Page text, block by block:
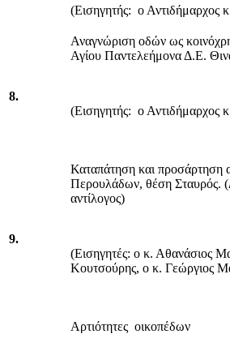
(Εισηγητής: ο Αντιδήμαρχος
8.
Αναγνώριση οδών ως
Αγίου Παντελεήμονα Δ.Ε.
(Εισηγητής: ο Αντιδήμαρχος
9.
Καταπάτηση και προσάρτηση
Περουλάδων, θέση Σταυρός.
αντίλογος)
(Εισηγητές: ο κ. Αθανάσιος
Κουτσούρης, ο κ. Γεώργιος
Αρτιότητες οικοπέδων